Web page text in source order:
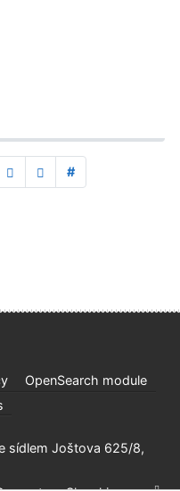
#
OpenSearch module
sídlem Joštova 625/8,